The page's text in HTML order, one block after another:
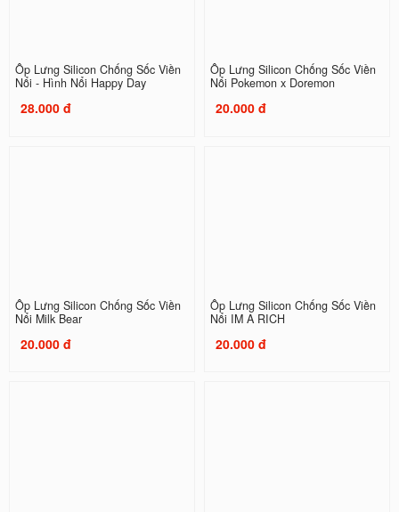
Ốp Lưng Silicon Chống Sốc Viền
Nổi - Hình Nổi Happy Day
28.000 đ
Ốp Lưng Silicon Chống Sốc Viền
Nổi Pokemon x Doremon
20.000 đ
Ốp Lưng Silicon Chống Sốc Viền
Nổi Milk Bear
20.000 đ
Ốp Lưng Silicon Chống Sốc Viền
Nổi IM A RICH
20.000 đ